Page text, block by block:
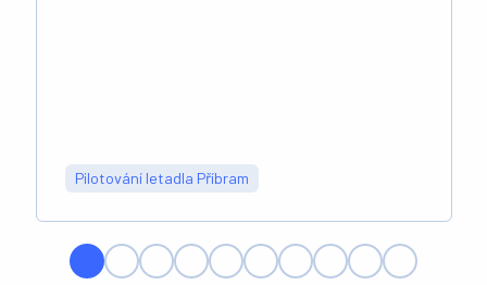
Pilotování letadla Příbram